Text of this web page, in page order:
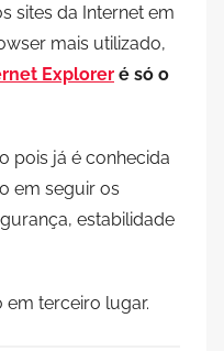
sites da Internet em
mais utilizado,
Explorer é só o
pois já é conhecida
em seguir os
estabilidade
terceiro lugar.